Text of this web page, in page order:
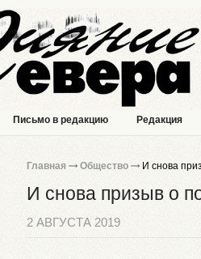
Письмо в редакцию Редакция
Главная Общество И снова
И снова призыв о
2 АВГУСТА 2019